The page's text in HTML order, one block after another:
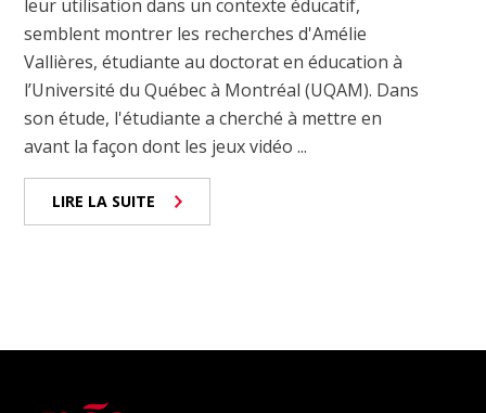
leur utilisation dans un contexte éducatif,
semblent montrer les recherches d'Amélie
Vallières, étudiante au doctorat en éducation à
l’Université du Québec à Montréal (UQAM). Dans
son étude, l'étudiante a cherché à mettre en
avant la façon dont les jeux vidéo ...
LIRE LA SUITE